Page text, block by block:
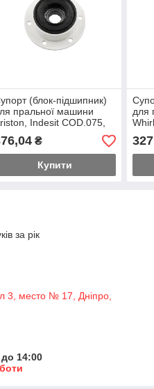
(блок-підшипник)
пральної машини
Indesit COD.075,
(6204-ZZ)
₴
Купити
для
за рік
3, место № 17, Дніпро,
14:00